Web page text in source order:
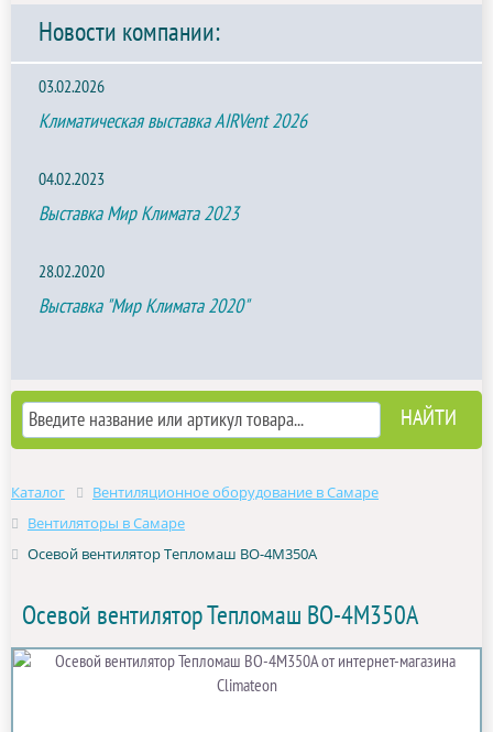
Новости компании:
03.02.2026
Климатическая выставка AIRVent 2026
04.02.2023
Выставка Мир Климата 2023
28.02.2020
Выставка "Мир Климата 2020"
Каталог
Вентиляционное оборудование в Самаре
Вентиляторы в Самаре
Осевой вентилятор Тепломаш ВО-4М350A
Осевой вентилятор Тепломаш ВО-4М350A